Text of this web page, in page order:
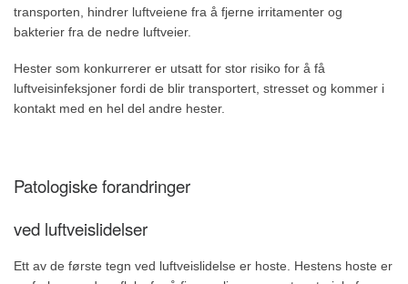
transporten, hindrer luftveiene fra å fjerne irritamenter og
bakterier fra de nedre luftveier.
Hester som konkurrerer er utsatt for stor risiko for å få
luftveisinfeksjoner fordi de blir transportert, stresset og kommer i
kontakt med en hel del andre hester.
Patologiske forandringer
ved luftveislidelser
Ett av de første tegn ved luftveislidelse er hoste. Hestens hoste er